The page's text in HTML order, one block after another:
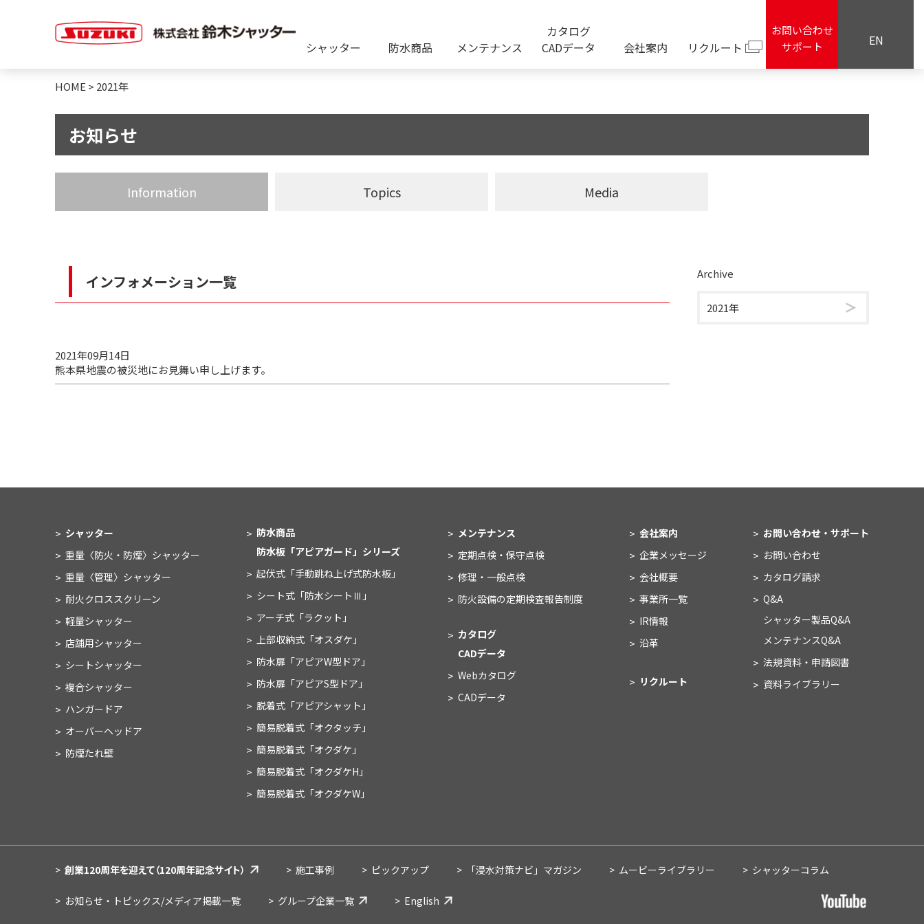
シャッター 防水商品 メンテナンス
カタログ
CADデータ
会社案内 リクルート
お問い合わせ
サポート
EN
HOME > 2021年
お知らせ
Information Topics Media
インフォメーション一覧
2021年09月14日
熊本県地震の被災地にお見舞い申し上げます。
Archive
2021年
シャッター
重量〈防火・防煙〉 シャッター
重量〈管理〉 シャッター
耐火クロススクリーン
軽量シャッター
店舗用シャッター
シートシャッター
複合シャッター
ハンガードア
オーバーヘッドア
防煙たれ壁
防水商品
防水板 「アピアガード」シリーズ
起伏式 「手動跳ね上げ式防水板」
シート式 「防水シートⅢ」
アーチ式 「ラクット」
上部収納式 「オスダケ」
防水扉 「アピアW型ドア」
防水扉 「アピアS型ドア」
脱着式 「アピアシャット」
簡易脱着式 「オクタッチ」
簡易脱着式 「オクダケ」
簡易脱着式 「オクダケH」
簡易脱着式 「オクダケW」
メンテナンス
定期点検・保守点検
修理・一般点検
防火設備の定期検査報告制度
カタログ
CADデータ
Webカタログ
CADデータ
会社案内
企業メッセージ
会社概要
事業所一覧
IR情報
沿革
リクルート
お問い合わせ・ サポート
お問い合わせ
カタログ請求
Q&A
シャッター製品Q&A
メンテナンスQ&A
法規資料・申請図書
資料ライブラリー
創業120周年を迎えて（120周年記念サイト） 施工事例 ピックアップ 「浸水対策ナビ」 マガジン ムービーライブラリー シャッターコラム
お知らせ・トピックス/メディア掲載一覧 グループ企業一覧 English